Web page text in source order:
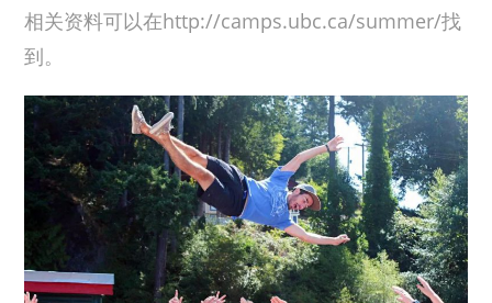
相关资料可以在http://camps.ubc.ca/summer/找
到。